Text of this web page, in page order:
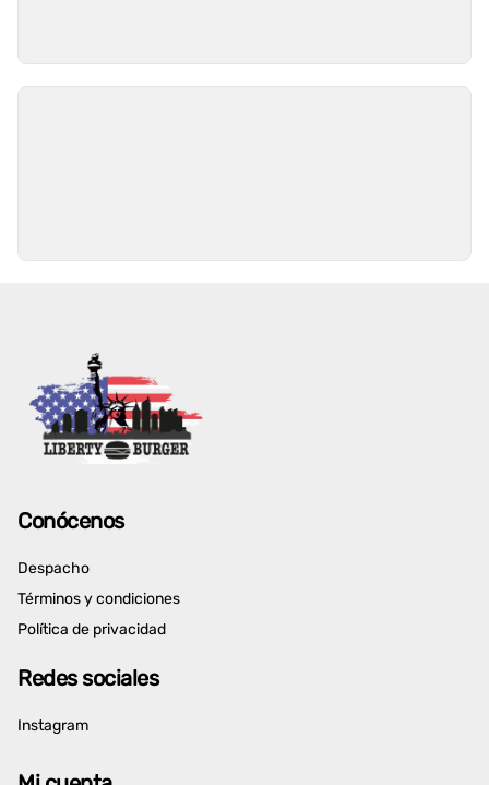
Conócenos
Despacho
Términos y condiciones
Política de privacidad
Redes sociales
Instagram